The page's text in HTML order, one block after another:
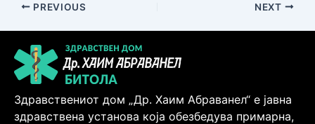
PREVIOUS NEXT
Здравствениот дом „Др. Хаим Абраванел“ е јавна
здравствена установа која обезбедува примарна,